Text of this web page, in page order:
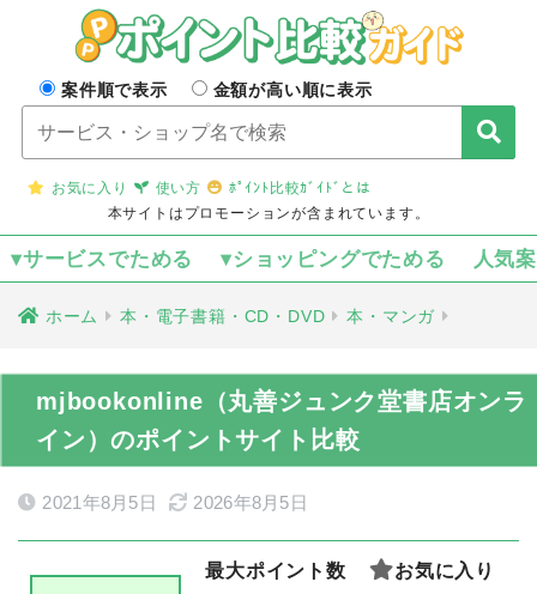
案件順で表示 金額が高い順に表示
お気に入り 使い方
ﾎﾟｲﾝﾄ比較ｶﾞｲﾄﾞとは
本サイトはプロモーションが含まれています。
▾サービスでためる ▾ショッピングでためる 人気
ホーム 本・電子書籍・CD・DVD 本・マンガ
mjbookonline（丸善ジュンク堂書店オンラ
イン）のポイントサイト比較
2021年8月5日 2026年8月5日
最大ポイント数 お気に入り